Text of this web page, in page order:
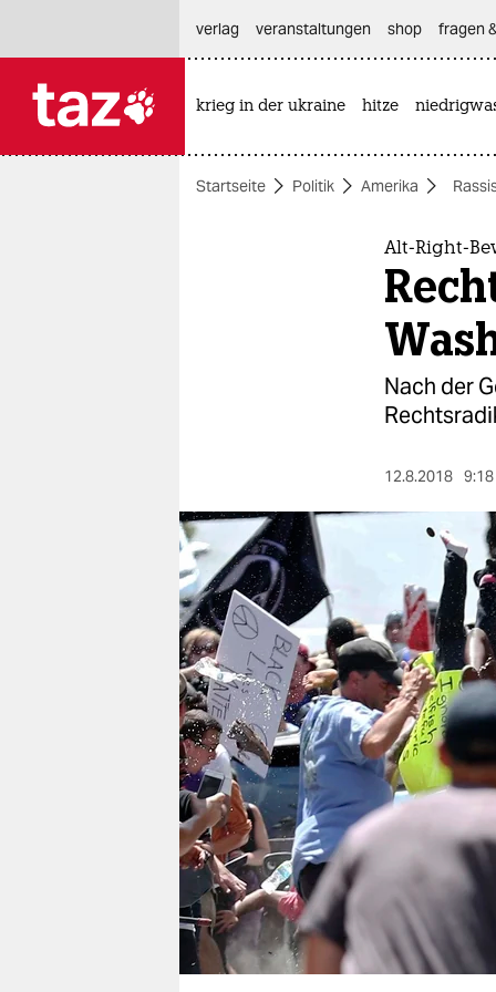
themen
nord
wahrheit
verlag
verlag
veranstaltungen
shop
fragen & hilfe
unterstützen
abo
genossenschaft
verlag
veranstaltungen shop fragen
krieg in der ukraine hitze
Startseite Politik Amerika
Alt-Right-
Nach der
12.8.2018